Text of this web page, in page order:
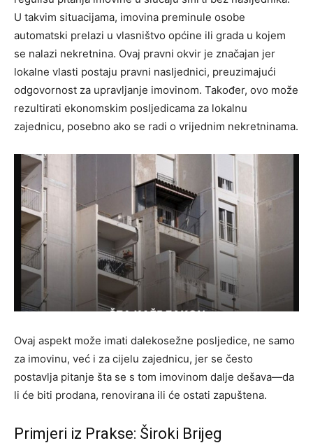
U takvim situacijama, imovina preminule osobe
automatski prelazi u vlasništvo općine ili grada u kojem
se nalazi nekretnina. Ovaj pravni okvir je značajan jer
lokalne vlasti postaju pravni nasljednici, preuzimajući
odgovornost za upravljanje imovinom. Također, ovo može
rezultirati ekonomskim posljedicama za lokalnu
zajednicu, posebno ako se radi o vrijednim nekretninama.
Ovaj aspekt može imati dalekosežne posljedice, ne samo
za imovinu, već i za cijelu zajednicu, jer se često
postavlja pitanje šta se s tom imovinom dalje dešava—da
li će biti prodana, renovirana ili će ostati zapuštena.
Primjeri iz Prakse: Široki Brijeg